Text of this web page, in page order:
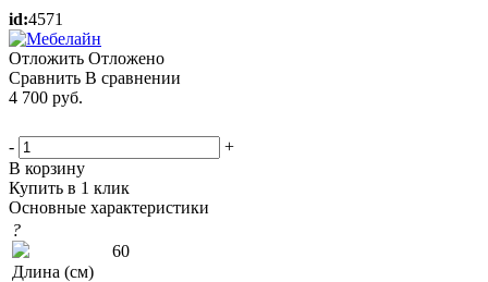
id:4571
Отложить Отложено
Сравнить В сравнении
4 700 руб.
-
+
В корзину
Купить в 1 клик
Основные характеристики
?
Длина (см)
60